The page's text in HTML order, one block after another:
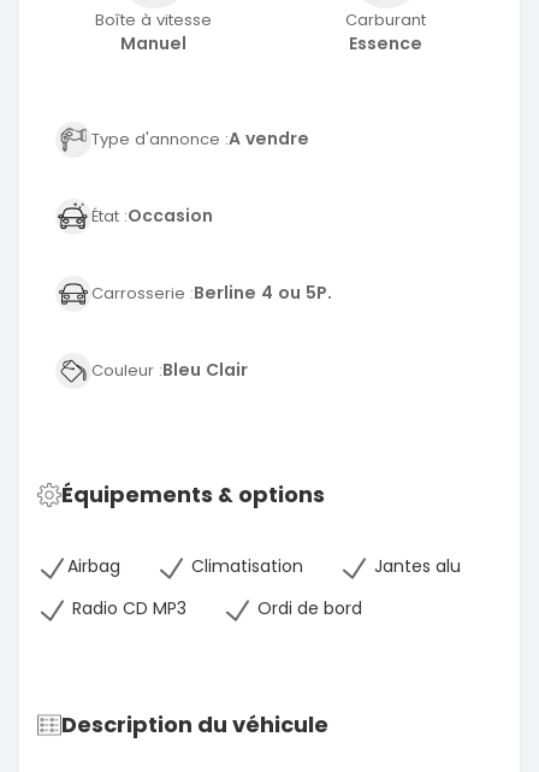
Boîte à vitesse
Manuel
Carburant
Essence
Type d'annonce :A vendre
État :Occasion
Carrosserie :Berline 4 ou 5P.
Couleur :Bleu Clair
Équipements & options
Airbag Climatisation
Jantes alu
Radio CD MP3
Ordi de bord
Description du véhicule